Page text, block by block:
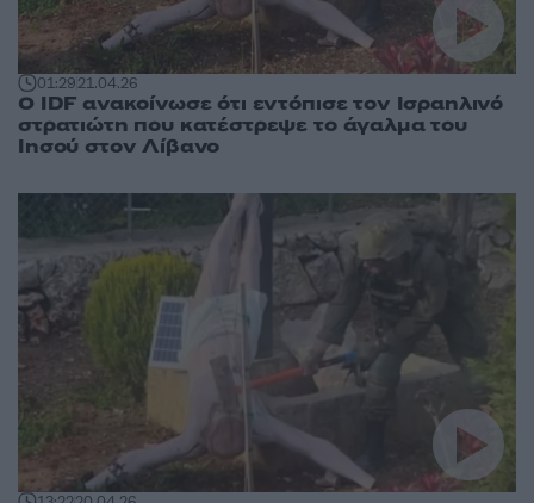
01:2921.04.26
Ο IDF ανακοίνωσε ότι εντόπισε τον Ισραηλινό
στρατιώτη που κατέστρεψε το άγαλμα του
Ιησού στον Λίβανο